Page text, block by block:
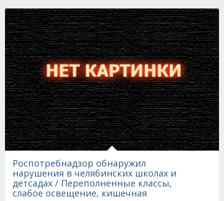
Роспотребнадзор обнаружил
нарушения в челябинских школах и
детсадах / Переполненные классы,
слабое освещение, кишечная